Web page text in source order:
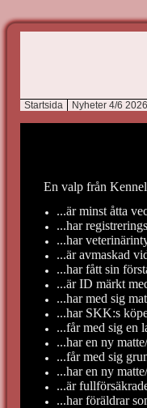
Startsida Nyheter 4/6 2026
En valp från
...är minst åtta
...har
...har
...är avmaskad
...har fått sin
...är ID märkt
...har med sig
...har SKK:s
...får med sig en
...har en ny
...får med sig
...har en ny
...är
...har föräldrar